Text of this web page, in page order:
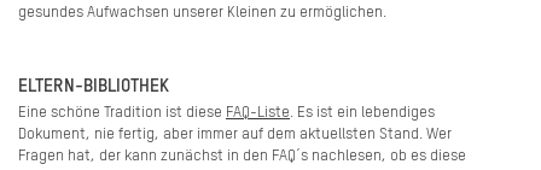
gesundes Aufwachsen unserer Kleinen zu ermöglichen.
ELTERN-BIBLIOTHEK
Eine schöne Tradition ist diese FAQ-Liste. Es ist ein lebendiges
Dokument, nie fertig, aber immer auf dem aktuellsten Stand. Wer
Fragen hat, der kann zunächst in den FAQ´s nachlesen, ob es diese